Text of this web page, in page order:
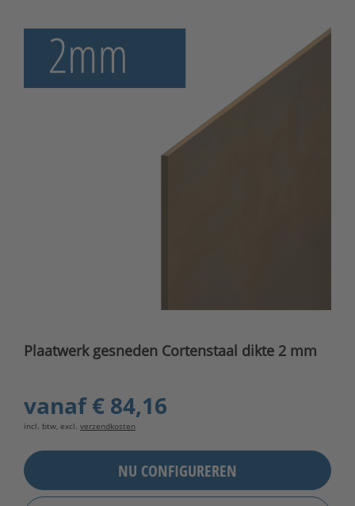
Plaatwerk gesneden Cortenstaal dikte 2 mm
vanaf€ 84,16
incl. btw, excl. verzendkosten
NU CONFIGUREREN